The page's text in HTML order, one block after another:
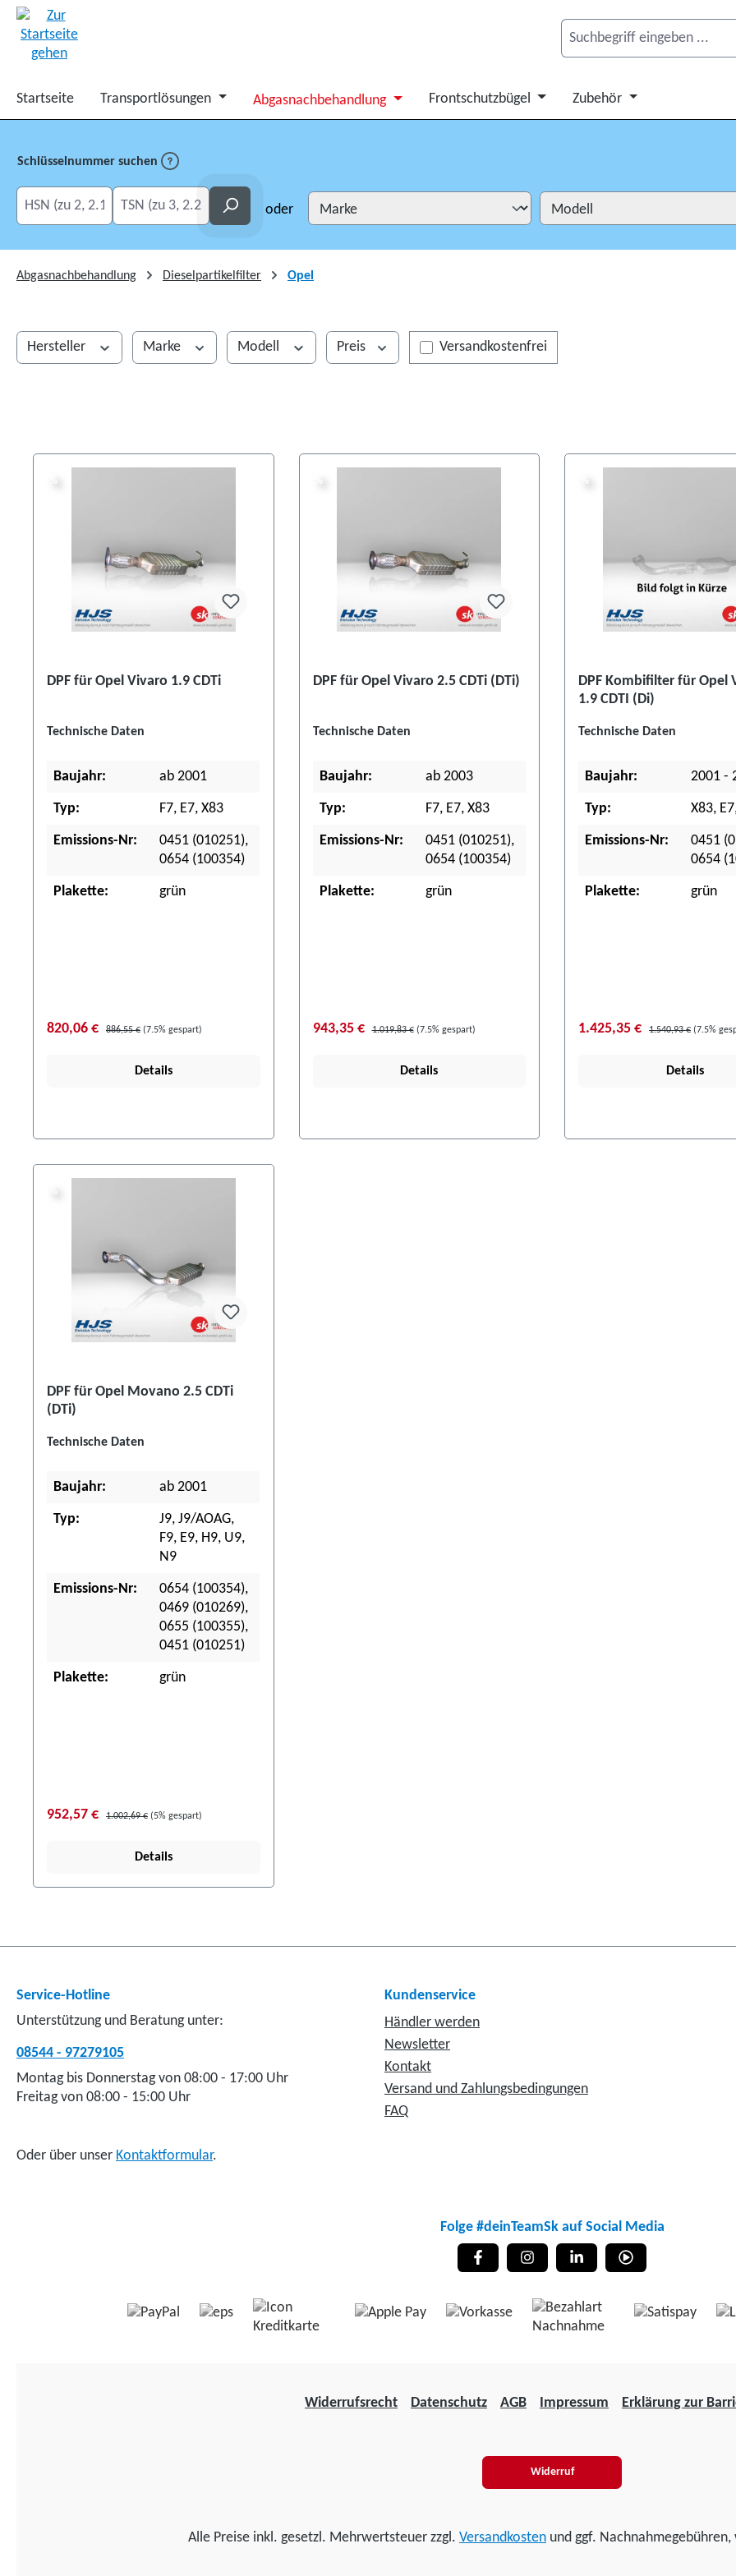
Startseite Transportlösungen Abgasnachbehandlung Frontschutzbügel Zubehör
Schlüsselnummer suchen
HSN eingeben
TSN eingeben Suchen oder
Abgasnachbehandlung Dieselpartikelfilter Opel
Hersteller Marke Modell Preis Filter hinzufügen: Versandkostenfrei
Versandkostenfrei
DPF für Opel Vivaro 1.9 CDTi
Technische Daten
Baujahr: ab 2001
Typ: F7, E7, X83
Emissions-Nr:
0451 (010251),
0654 (100354)
Plakette: grün
820,06 € 886,55 € (7.5% gespart)
Details
DPF für Opel Vivaro 2.5 CDTi (DTi)
Technische Daten
Baujahr: ab 2003
Typ: F7, E7, X83
Emissions-Nr:
0451 (010251),
0654 (100354)
Plakette: grün
943,35 € 1.019,83 € (7.5% gespart)
Details
DPF Kombifilter für Opel
1.9 CDTI (Di)
Technische Daten
Baujahr: 2001 -
Typ: X83,
Emissions-Nr:
0451
0654
Plakette: grün
1.425,35 € 1.540,93 € (7.5%
Details
DPF für Opel Movano 2.5 CDTi
(DTi)
Technische Daten
Baujahr: ab 2001
Typ:
J9, J9/AOAG,
F9, E9, H9, U9,
N9
Emissions-Nr:
0654 (100354),
0469 (010269),
0655 (100355),
0451 (010251)
Plakette: grün
952,57 € 1.002,69 € (5% gespart)
Details
Service-Hotline
Unterstützung und Beratung unter:
08544 - 97279105
Montag bis Donnerstag von 08:00 - 17:00 Uhr
Freitag von 08:00 - 15:00 Uhr
Oder über unser Kontaktformular.
Kundenservice
Händler werden
Newsletter
Kontakt
Versand und Zahlungsbedingungen
FAQ
Folge #deinTeamSk auf Social Media
Widerrufsrecht Datenschutz AGB Impressum Erklärung zur
Widerruf
Alle Preise inkl. gesetzl. Mehrwertsteuer zzgl. Versandkosten und ggf.